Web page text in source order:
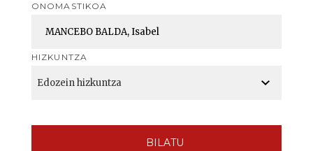
ONOMASTIKOA
HIZKUNTZA
BILATU